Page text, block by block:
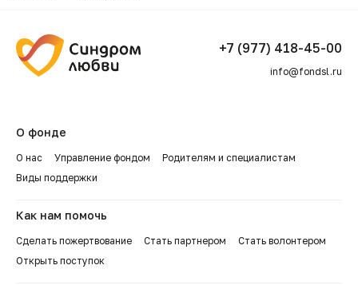
+7 (977) 418-45-00
info@fondsl.ru
О фонде
О нас Управление фондом
Родителям и специалистам
Виды поддержки
Как нам помочь
Сделать пожертвование Стать партнером
Стать волонтером
Открыть поступок